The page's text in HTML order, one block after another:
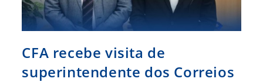
CFA recebe visita de
superintendente dos Correios